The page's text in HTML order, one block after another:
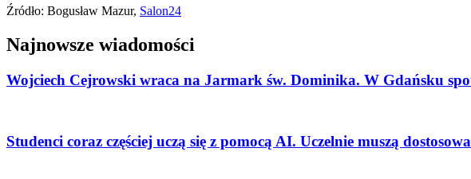
Źródło: Bogusław Mazur, Salon24
Najnowsze wiadomości
Wojciech Cejrowski wraca na Jarmark św. Dominika. W Gdańsku
Studenci coraz częściej uczą się z pomocą AI. Uczelnie muszą